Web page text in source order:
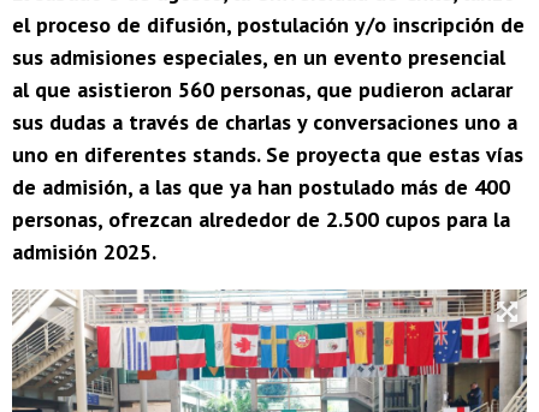
el proceso de difusión, postulación y/o inscripción de
sus admisiones especiales, en un evento presencial
al que asistieron 560 personas, que pudieron aclarar
sus dudas a través de charlas y conversaciones uno a
uno en diferentes stands. Se proyecta que estas vías
de admisión, a las que ya han postulado más de 400
personas, ofrezcan alrededor de 2.500 cupos para la
admisión 2025.